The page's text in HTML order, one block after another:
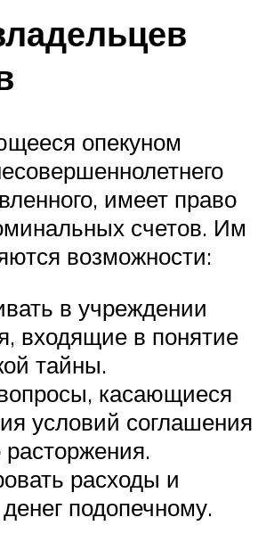
опекуном
имеет право
счетов. Им
возможности:
в учреждении
входящие в понятие
тайны.
касающиеся
условий соглашения
расторжения.
расходы и
подопечному.